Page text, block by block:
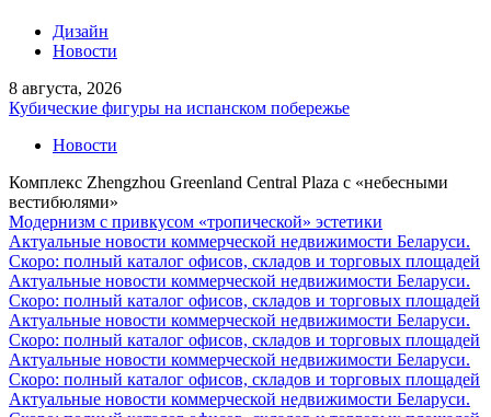
Дизайн
Новости
8 августа, 2026
Кубические фигуры на испанском побережье
Новости
Комплекс Zhengzhou Greenland Central Plaza с «небесными
вестибюлями»
Модернизм c привкусом «тропической» эстетики
Актуальные новости коммерческой недвижимости Беларуси.
Скоро: полный каталог офисов, складов и торговых площадей
Актуальные новости коммерческой недвижимости Беларуси.
Скоро: полный каталог офисов, складов и торговых площадей
Актуальные новости коммерческой недвижимости Беларуси.
Скоро: полный каталог офисов, складов и торговых площадей
Актуальные новости коммерческой недвижимости Беларуси.
Скоро: полный каталог офисов, складов и торговых площадей
Актуальные новости коммерческой недвижимости Беларуси.